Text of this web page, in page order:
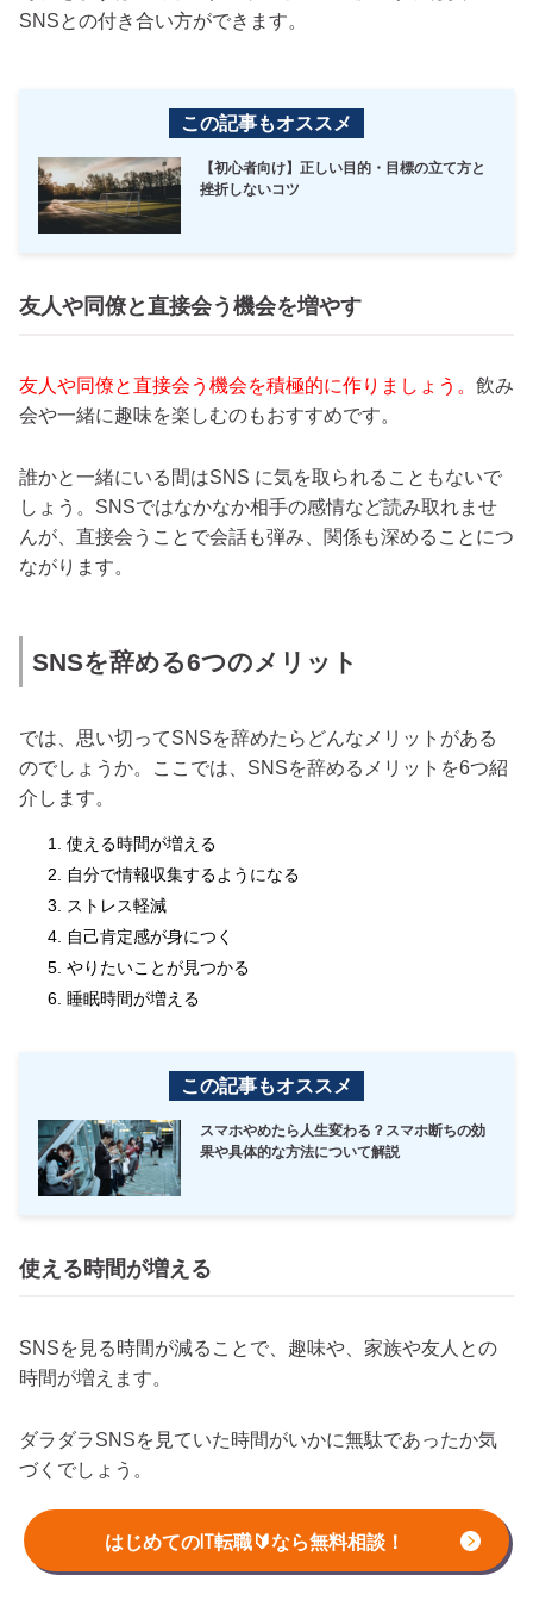
はじめてのIT転職🔰なら無料相談！
SNSとの付き合い方ができます。
この記事もオススメ
【初心者向け】正しい目的・目標の立て方と
挫折しないコツ
友人や同僚と直接会う機会を増やす
友人や同僚と直接会う機会を積極的に作りましょう。 飲み
会や一緒に趣味を楽しむのもおすすめです。
誰かと一緒にいる間はSNS に気を取られることもないで
しょう。SNSではなかなか相手の感情など読み取れませ
んが、直接会うことで会話も弾み、関係も深めることにつ
ながります。
SNSを辞める6つのメリット
では、思い切ってSNSを辞めたらどんなメリットがある
のでしょうか。ここでは、SNSを辞めるメリットを6つ紹
介します。
使える時間が増える
自分で情報収集するようになる
ストレス軽減
自己肯定感が身につく
やりたいことが見つかる
睡眠時間が増える
この記事もオススメ
スマホやめたら人生変わる？スマホ断ちの効
果や具体的な方法について解説
使える時間が増える
SNSを見る時間が減ることで、趣味や、家族や友人との
時間が増えます。
ダラダラSNSを見ていた時間がいかに無駄であったか気
づくでしょう。
有意義な時間が増えることで、自己研鑽などにも打ち込め
るので自己成長にもつながります。